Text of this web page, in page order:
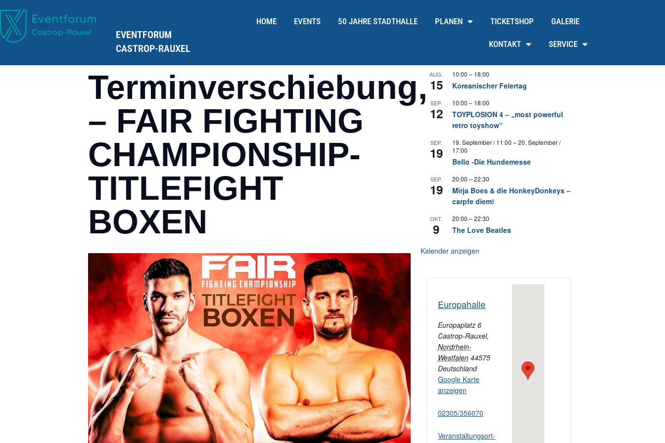
EVENTFORUM
CASTROP-RAUXEL
HOME EVENTS 50 JAHRE STADTHALLE PLANEN TICKETSHOP GALERIE
KONTAKT SERVICE
Terminverschiebung,
– FAIR FIGHTING
CHAMPIONSHIP-
TITLEFIGHT
BOXEN
AUG.
15
10:00 – 18:00
Koreanischer Feiertag
SEP.
12
10:00 – 18:00
TOYPLOSION 4 – „most powerful
retro toyshow“
SEP.
19
19. September / 11:00 –20. September /
17:00
Bello -Die Hundemesse
SEP.
19
20:00 –22:30
Mirja Boes & die HonkeyDonkeys –
carpfe diem!
OKT.
9
20:00 –22:30
The Love Beatles
Kalender anzeigen
Europahalle
Europaplatz 6
Castrop-Rauxel,
Nordrhein-
Westfalen 44575
Deutschland
Google Karte
anzeigen
02305/356070
Veranstaltungsort-